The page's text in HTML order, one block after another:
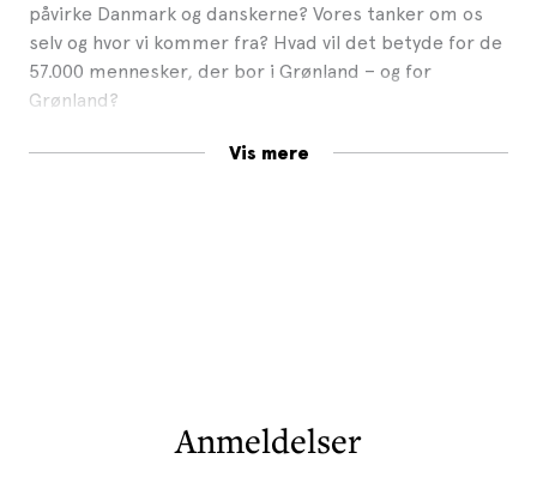
påvirke Danmark og danskerne? Vores tanker om os
selv og hvor vi kommer fra? Hvad vil det betyde for de
57.000 mennesker, der bor i Grønland – og for
Grønland?
Et stort flertal af grønlænderne støtter visionen om
I København arbejder regeringen i den stik modsatte
retning af politikerne i Grønland. Danmark vil sammen
Vis mere
Anmeldelser